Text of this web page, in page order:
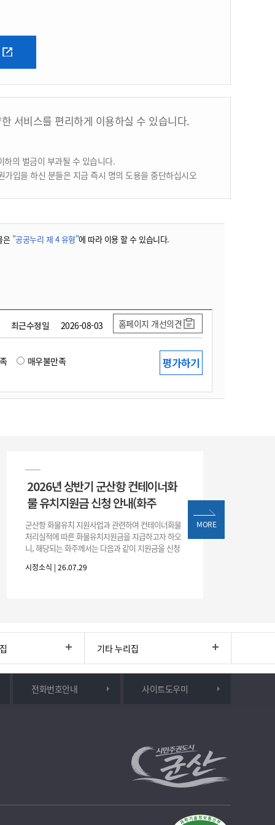
서비스를 편리하게 이용하실 수 있습니다.
의 벌금이 부과될 수 있습니다.
입을 하신 분들은 지금 즉시 명의 도용을 중단하십시오
은 "공공누리 제 4 유형"에 따라 이용 할 수 있습니다.
최근수정일 2026-08-03 홈페이지 개선의견
매우불만족
2026년 상반기 군산항 컨테이너화
물 유치지원금 신청 안내(화주
군산항 화물유치 지원사업과 관련하여 컨테이너화물
처리실적에 따른 화물유치지원금을 지급하고자 하오
니, 해당되는 화주께서는 다음과 같이 지원금을 신청
(6개월
시정소식 | 26.07.29
MORE
기타 누리집
전화번호안내 사이트도우미